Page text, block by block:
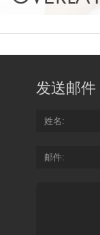
发送邮件
姓名
邮件